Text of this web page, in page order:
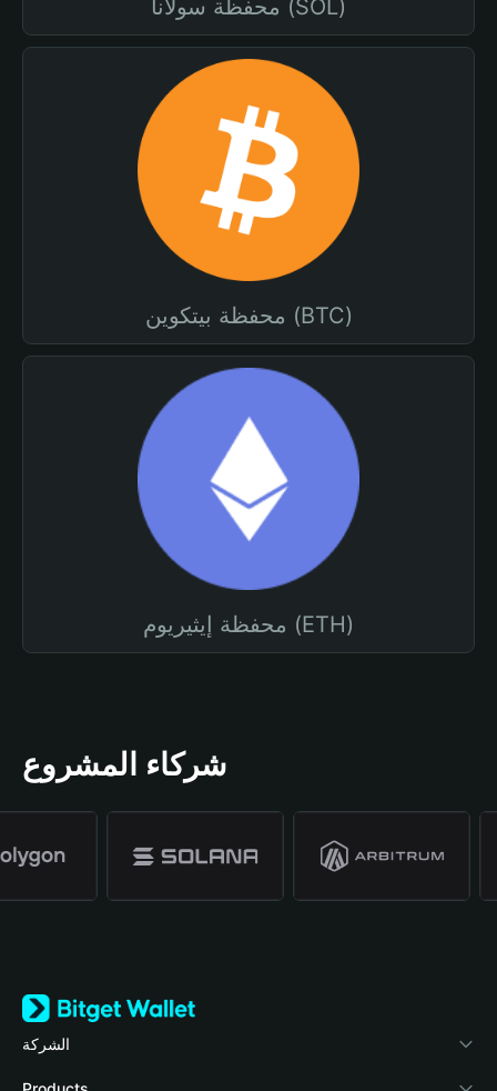
محفظة سولانا (SOL)
محفظة بيتكوين (BTC)
محفظة إيثيريوم (ETH)
شركاء المشروع
الشركة